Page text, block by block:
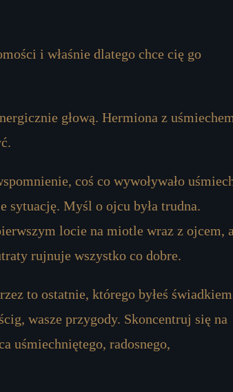
i właśnie dlatego chce cię go
głową. Hermiona z
coś co wywoływało
sytuację. Myśl o ojcu była trudna.
locie na miotle wraz z ojcem,
rujnuje wszystko co dobre.
to ostatnie, którego byłeś
wasze przygody. Skoncentruj się na
uśmiechniętego, radosnego,